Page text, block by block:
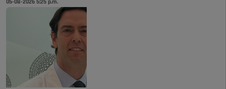
05-08-2026 5:25 p.m.